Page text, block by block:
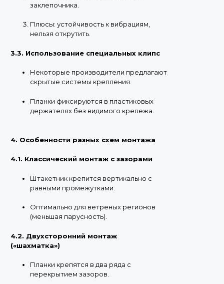
заклепочника.
Плюсы: устойчивость к вибрациям,
нельзя открутить.
3.3. Использование специальных клипс
Некоторые производители предлагают
скрытые системы крепления.
Планки фиксируются в пластиковых
держателях без видимого крепежа.
4. Особенности разных схем монтажа
4.1. Классический монтаж с зазорами
Штакетник крепится вертикально с
равными промежутками.
Оптимально для ветреных регионов
(меньшая парусность).
4.2. Двухсторонний монтаж
(«шахматка»)
Планки крепятся в два ряда с
перекрытием зазоров.